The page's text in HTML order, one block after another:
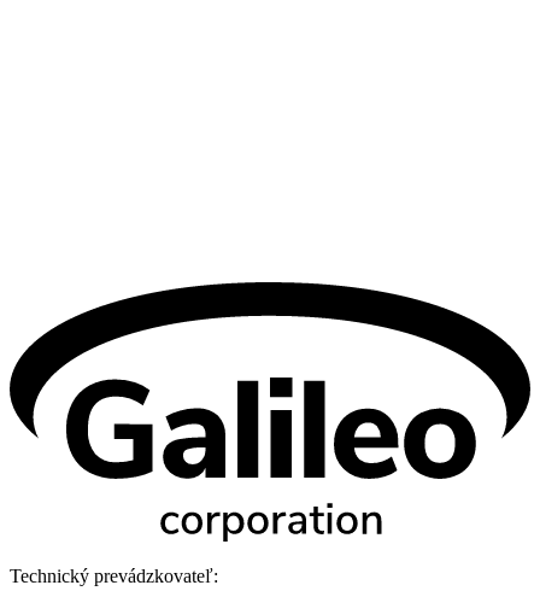
Technický prevádzkovateľ: